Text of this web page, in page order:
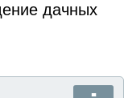
дачных